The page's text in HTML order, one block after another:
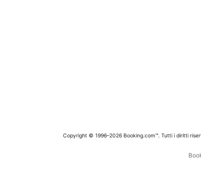
Copyright © 1996–2026 Booking.com™. Tutti i diritti